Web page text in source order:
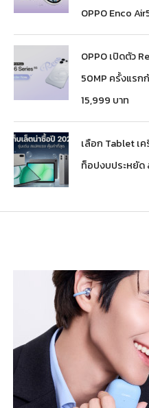
OPPO Enco
OPPO เปิดตัว
50MP ครั้งแรก
15,999 บาท
เลือก Tablet เ
ท็อปงบประหยัด